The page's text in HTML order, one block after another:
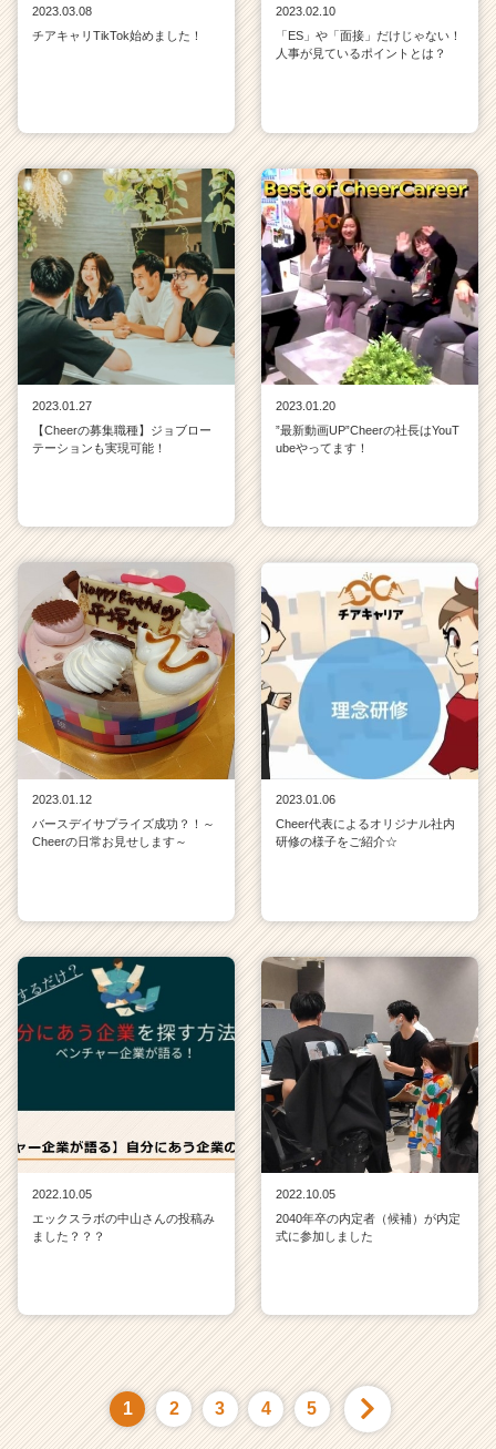
2023.03.08
チアキャリTikTok始めました！
2023.02.10
「ES」や「面接」だけじゃない！
人事が見ているポイントとは？
2023.01.27
【Cheerの募集職種】ジョブロー
テーションも実現可能！
2023.01.20
”最新動画UP”Cheerの社長はYouT
ubeやってます！
2023.01.12
バースデイサプライズ成功？！～
Cheerの日常お見せします～
2023.01.06
Cheer代表によるオリジナル社内
研修の様子をご紹介☆
2022.10.05
エックスラボの中山さんの投稿み
ました？？？
2022.10.05
2040年卒の内定者（候補）が内定
式に参加しました
1 2 3 4 5